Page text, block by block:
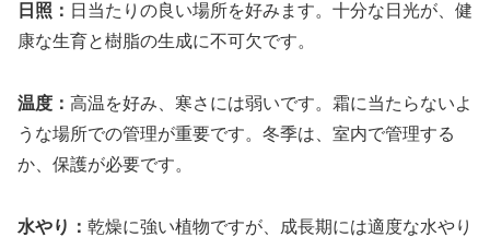
日照： 日当たりの良い場所を好みます。十分な日光が、健
康な生育と樹脂の生成に不可欠です。
温度： 高温を好み、寒さには弱いです。霜に当たらないよ
うな場所での管理が重要です。冬季は、室内で管理する
か、保護が必要です。
水やり： 乾燥に強い植物ですが、成長期には適度な水やり